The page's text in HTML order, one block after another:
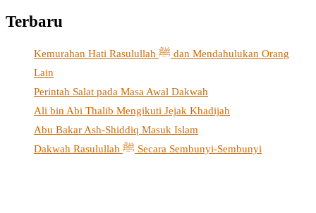
Terbaru
Kemurahan Hati Rasulullah ﷺ dan Mendahulukan Orang
Lain
Perintah Salat pada Masa Awal Dakwah
Ali bin Abi Thalib Mengikuti Jejak Khadijah
Abu Bakar Ash-Shiddiq Masuk Islam
Dakwah Rasulullah ﷺ Secara Sembunyi-Sembunyi